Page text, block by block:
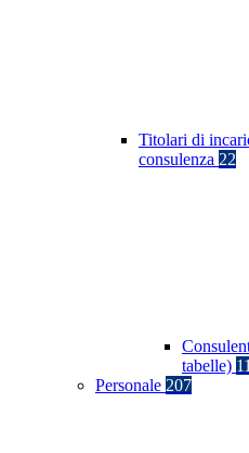
Titolari di
consulenza 22
tabelle) 11
Personale 207